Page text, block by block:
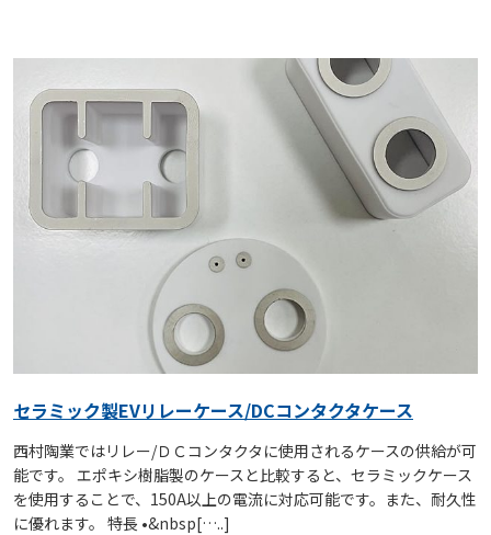
セラミック製EVリレーケース/DCコンタクタケース
西村陶業ではリレー/ＤＣコンタクタに使用されるケースの供給が可
能です。 エポキシ樹脂製のケースと比較すると、セラミックケース
を使用することで、150A以上の電流に対応可能です。また、耐久性
に優れます。 特長 •&nbsp[…..]